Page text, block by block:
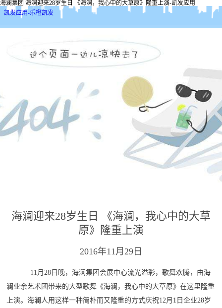
海澜集团 海澜迎来28岁生日 《海澜，我心中的大草原》隆重上演-凯发应用
凯发应用-乐橙凯发
海澜迎来28岁生日 《海澜，我心中的大草
原》隆重上演
2016年11月29日
11月28日晚，海澜集团会展中心流光溢彩，歌舞欢腾，由海
澜业余艺术团带来的大型歌舞《海澜，我心中的大草原》在这里隆重
上演。海澜人用这样一种简朴而又隆重的方式庆祝12月1日企业28岁